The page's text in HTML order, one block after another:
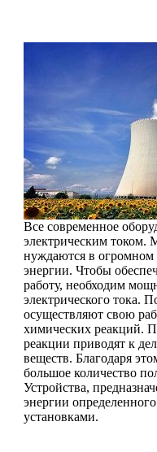
Все современное
электрическим током.
нуждаются в огромном
энергии. Чтобы
работу, необходим
электрического тока.
осуществляют свою
химических реакций.
реакции приводят к
веществ. Благодаря
большое количество
Устройства,
энергии
установками.